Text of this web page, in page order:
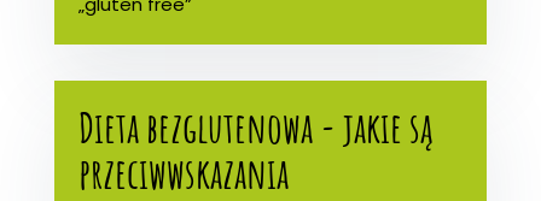
Dieta bezglutenowa - jakie są
przeciwwskazania